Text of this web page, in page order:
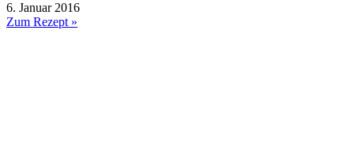
6. Januar 2016
Zum Rezept »